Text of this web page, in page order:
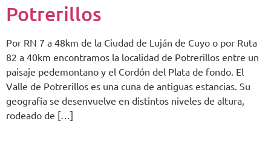
Potrerillos
Por RN 7 a 48km de la Ciudad de Luján de Cuyo o por Ruta
82 a 40km encontramos la localidad de Potrerillos entre un
paisaje pedemontano y el Cordón del Plata de fondo. El
Valle de Potrerillos es una cuna de antiguas estancias. Su
geografía se desenvuelve en distintos niveles de altura,
rodeado de […]